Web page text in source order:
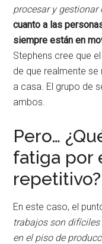
procesar y gestionar
cuanto a las
siempre están en
Stephens cree que
de que realmente se
a casa. El grupo de
ambos.
Pero…
fatiga por
repetitivo?
En este caso, el
trabajos son
en el piso de